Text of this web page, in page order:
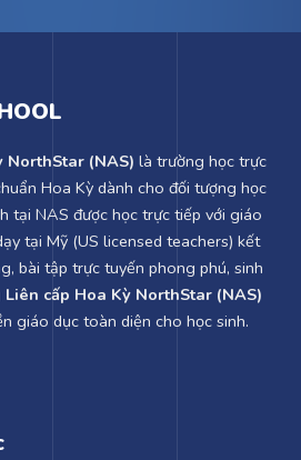
NorthStar (NAS) là trường học trực
Hoa Kỳ dành cho đối tượng học
tại NAS được học trực tiếp với giáo
tại Mỹ (US licensed teachers) kết
bài tập trực tuyến phong phú, sinh
Liên cấp Hoa Kỳ NorthStar (NAS)
giáo dục toàn diện cho học sinh.